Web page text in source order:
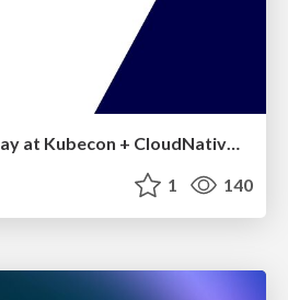
Japan Community Day at Kubecon + CloudNativeCon Japan 2026: Learning Container Privilege Control by Building My Own Low-Level Container Runtime
1 140